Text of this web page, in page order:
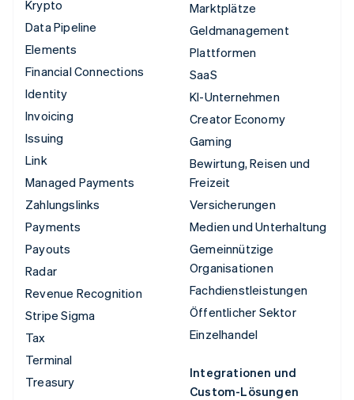
Krypto
Data Pipeline
Elements
Financial Connections
Identity
Invoicing
Issuing
Link
Managed Payments
Zahlungslinks
Payments
Payouts
Radar
Revenue Recognition
Stripe Sigma
Tax
Terminal
Treasury
Marktplätze
Geldmanagement
Plattformen
SaaS
KI-Unternehmen
Creator Economy
Gaming
Bewirtung, Reisen und
Freizeit
Versicherungen
Medien und Unterhaltung
Gemeinnützige
Organisationen
Fachdienstleistungen
Öffentlicher Sektor
Einzelhandel
Integrationen und
Custom-Lösungen